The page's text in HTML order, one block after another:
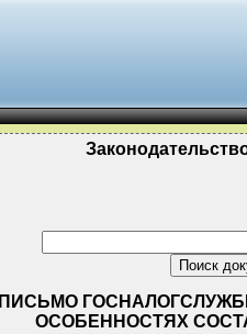
ПИСЬМО
ОСОБЕННОСТЯХ